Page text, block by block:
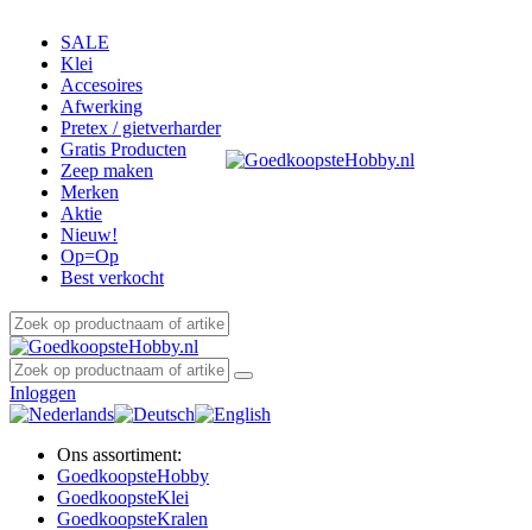
SALE
Klei
Accesoires
Afwerking
Pretex / gietverharder
Gratis Producten
Zeep maken
Merken
Aktie
Nieuw!
Op=Op
Best verkocht
Inloggen
Ons assortiment:
GoedkoopsteHobby
GoedkoopsteKlei
GoedkoopsteKralen